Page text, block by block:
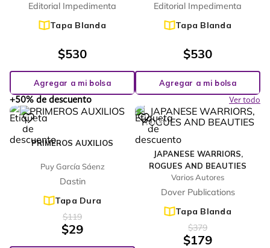
Editorial Impedimenta
Tapa Blanda
$530
Agregar a mi bolsa
Editorial Impedimenta
Tapa Blanda
$530
Agregar a mi bolsa
+50% de descuento
Ver todo
PRIMEROS AUXILIOS
Puy García Sáenz
Dastin
Tapa Dura
76%
$119
$29
JAPANESE WARRIORS,
ROGUES AND BEAUTIES
Varios Autores
Dover Publications
Tapa Blanda
-53%
$379
$179